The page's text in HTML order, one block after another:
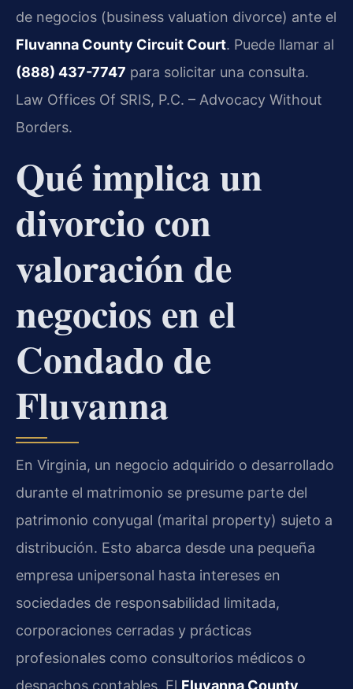
de negocios (business valuation divorce) ante el
Fluvanna County Circuit Court. Puede llamar al
(888) 437-7747 para solicitar una consulta.
Law Offices Of SRIS, P.C. – Advocacy Without
Borders.
Qué implica un
divorcio con
valoración de
negocios en el
Condado de
Fluvanna
En Virginia, un negocio adquirido o desarrollado
durante el matrimonio se presume parte del
patrimonio conyugal (marital property) sujeto a
distribución. Esto abarca desde una pequeña
empresa unipersonal hasta intereses en
sociedades de responsabilidad limitada,
corporaciones cerradas y prácticas
profesionales como consultorios médicos o
despachos contables. El Fluvanna County